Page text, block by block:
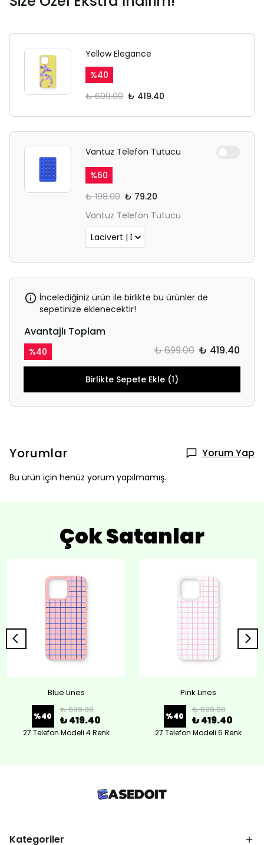
Yellow Elegance
%40
₺ 699.00 ₺ 419.40
Vantuz Telefon Tutucu
%60
₺ 198.00 ₺ 79.20
Vantuz Telefon Tutucu
İncelediğiniz ürün ile birlikte bu ürünler de
sepetinize eklenecektir!
Avantajlı Toplam
%40 ₺ 699.00 ₺ 419.40
Birlikte Sepete Ekle (1)
Yorumlar Yorum Yap
Bu ürün için henüz yorum yapılmamış.
Çok Satanlar
Blue Lines
%40
₺ 699.00
₺ 419.40
27 Telefon Modeli 4 Renk
Pink Lines
%40
₺ 699.00
₺ 419.40
27 Telefon Modeli 6 Renk
Kategoriler
Ödeme ekranı gizli sekmede
sekmesinden giriş yapın.